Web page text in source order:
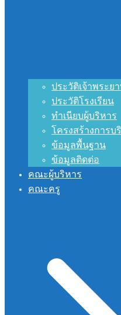
ประวัติเจ้าพระย
ประวัติโรงเรียน
ทำเนียบผู้บริหาร
โครงสร้างการบ
ข้อมูลพื้นฐาน
ข้อมูลติดต่อ
คณะผู้บริหาร
คณะครู